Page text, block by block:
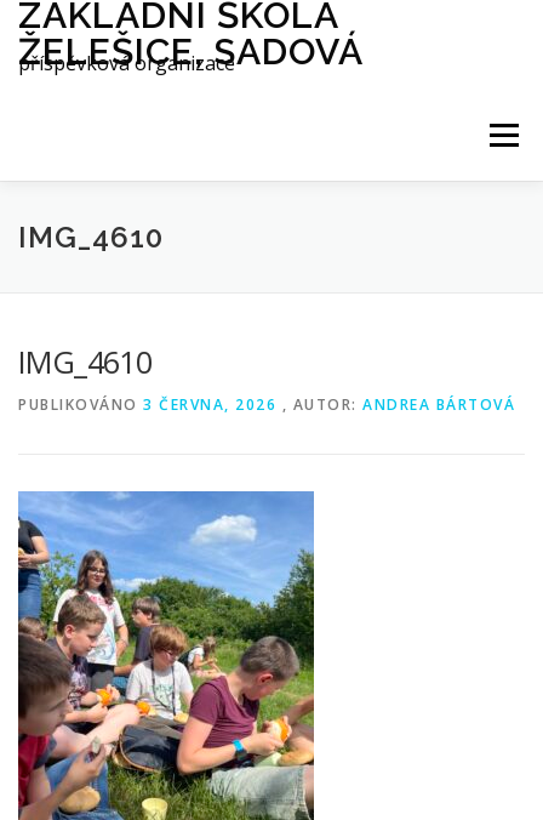
Přeskočit
obsah
ZÁKLADNÍ ŠKOLA
ŽELEŠICE, SADOVÁ
příspěvková organizace
Menu
O NÁS
AKTUALITY REFERENCE
GALERIE
IMG_4610
IMG_4610
PUBLIKOVÁNO 3 ČERVNA, 2026 , AUTOR: ANDREA BÁRTOVÁ